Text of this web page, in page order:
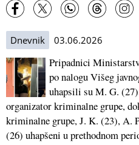
Dnevnik 03.06.2026
Pripadnici
po nalogu Višeg
uhapsili su M. G.
organizator kriminalne grupe,
kriminalne grupe, J. K. (23), A.
(26) uhapšeni u prethodnom